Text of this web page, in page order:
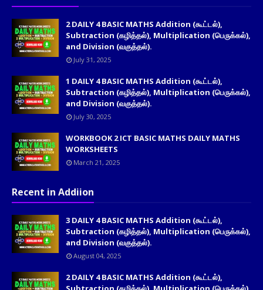
2 DAILY 4 BASIC MATHS Addition (கூட்டல்),
Subtraction (கழித்தல்), Multiplication (பெருக்கல்),
and Division (வகுத்தல்).
July 31, 2025
1 DAILY 4 BASIC MATHS Addition (கூட்டல்),
Subtraction (கழித்தல்), Multiplication (பெருக்கல்),
and Division (வகுத்தல்).
July 30, 2025
WORKBOOK 2 ICT BASIC MATHS DAILY MATHS
WORKSHEETS
March 21, 2025
Recent in Addiion
3 DAILY 4 BASIC MATHS Addition (கூட்டல்),
Subtraction (கழித்தல்), Multiplication (பெருக்கல்),
and Division (வகுத்தல்).
August 04, 2025
2 DAILY 4 BASIC MATHS Addition (கூட்டல்),